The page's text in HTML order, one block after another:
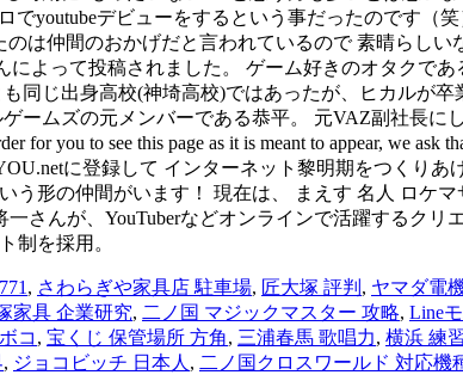
youtubeデビューをするという事だったのです（
仲間のおかげだと言われているので 素晴らしい
よって投稿されました。 ゲーム好きのオタクで
同じ出身高校(神埼高校)ではあったが、ヒカルが
ームズの元メンバーである恭平。 元VAZ副社長に
you to see this page as it is meant to appear, we ask
に登録して インターネット黎明期をつくり
形の仲間がいます！ 現在は、 まえす 名人 ロケ
さんが、YouTuberなどオンラインで活躍するク
制を採用。
, さわらぎや家具店 駐車場, 匠大塚 評判 , ヤマダ電
家具 企業研究, 二ノ国 マジックマスター 攻略, Line
コ , 宝くじ 保管場所 方角, 三浦春馬 歌唱力, 横浜 練
, ジョコビッチ 日本人 , 二ノ国クロスワールド 対応機